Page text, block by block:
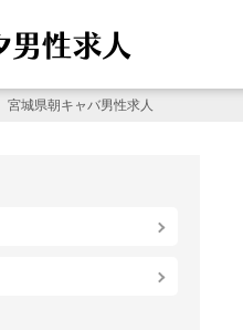
宮城県朝キャバ男性求人